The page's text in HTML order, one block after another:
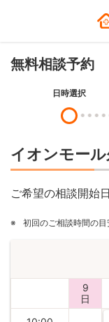
無料相談予約
日時選択
イオンモー
ご希望の相談開始
※ 初回のご相談時間の目
9
日